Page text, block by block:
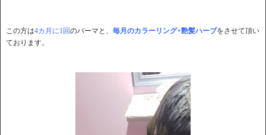
この方は4カ月に1回のパーマと、 毎月のカラーリング+艶髪ハーブをさせて頂い
ております。